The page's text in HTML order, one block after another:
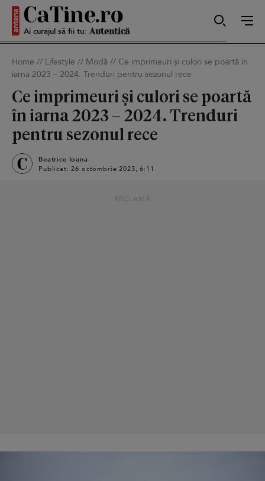
Ai curajul să fii tu: Sexy
Autentică
Smart
Sensibilă
Home // Lifestyle // Modă // Ce imprimeuri și culori se poartă în
iarna 2023 – 2024. Trenduri pentru sezonul rece
Ce imprimeuri și culori se poartă
în iarna 2023 – 2024. Trenduri
pentru sezonul rece
Beatrice Ioana
Publicat: 26 octombrie 2023, 6:11
RECLAMĂ